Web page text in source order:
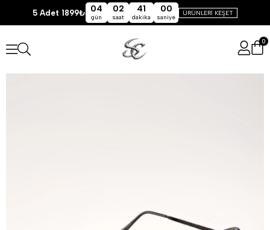
5 Adet 1899₺ 04
gün
02
saat
41
dakika
00
saniye
ÜRÜNLERİ KEŞET
0